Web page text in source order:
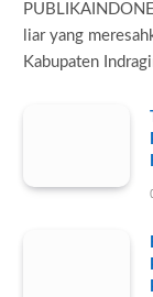
liar yang
Kabupaten